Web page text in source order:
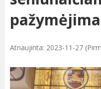
Atnaujinta: 2023-11-27